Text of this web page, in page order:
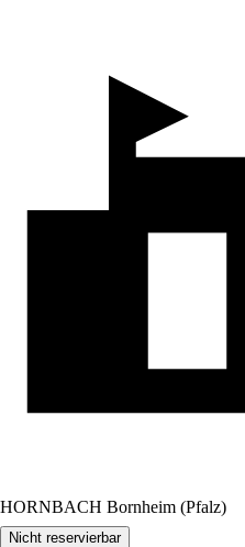
HORNBACH Bornheim (Pfalz)
Nicht reservierbar